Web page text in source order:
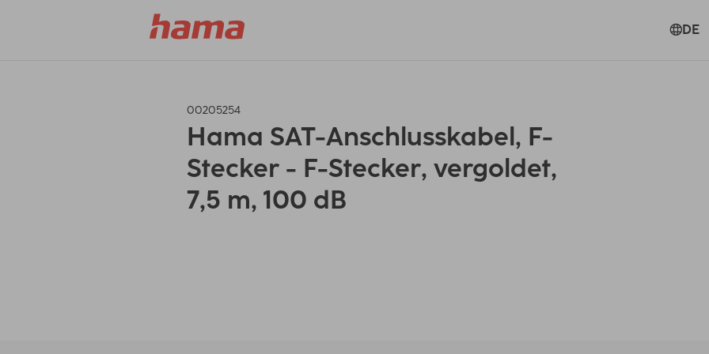
DE
00205254
Hama SAT-Anschlusskabel, F-
Stecker - F-Stecker, vergoldet,
7,5 m, 100 dB